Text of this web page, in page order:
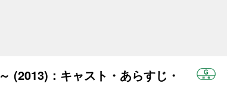
(2013)：キャスト・あらすじ・